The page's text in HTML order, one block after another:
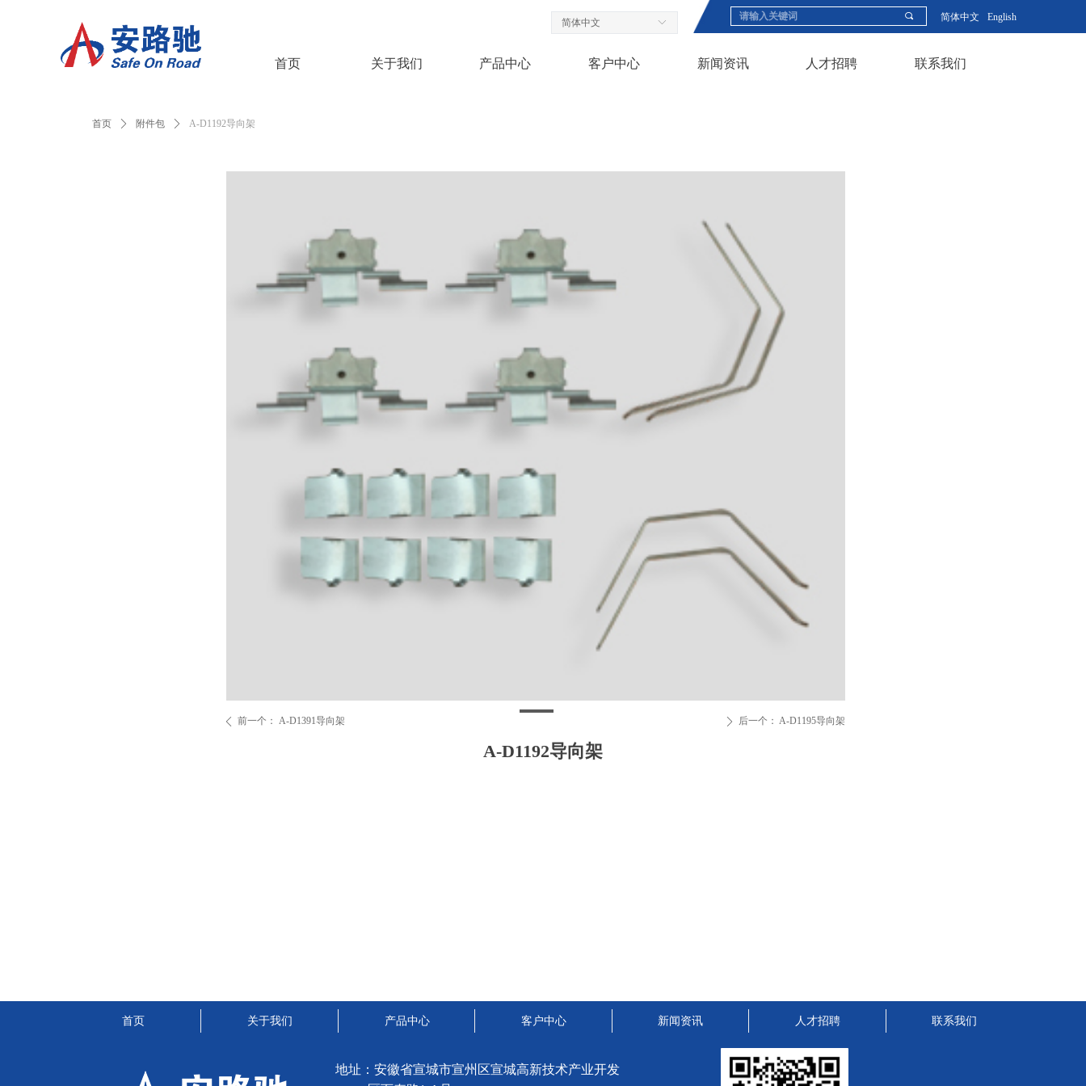
끠 简体中文 English
首页 关于我们 产品中心 客户中心 新闻资讯 人才招聘 联系我们
ꀅ
简体中文
首页 ꄲ 附件包 ꄲ A-D1192导向架
A-D1192导向架
ꄴ 前一个： A-D1391导向架 ꄲ 后一个： A-D1195导向架
地址：安徽省宣城市宣州区宣城高新技术产业开发
首页 关于我们 产品中心 客户中心 新闻资讯 人才招聘 联系我们